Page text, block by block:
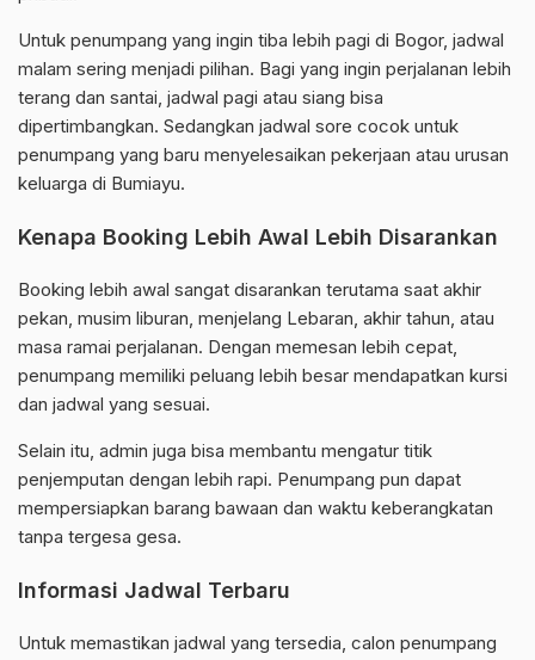
Untuk penumpang yang ingin tiba lebih pagi di Bogor, jadwal
malam sering menjadi pilihan. Bagi yang ingin perjalanan lebih
terang dan santai, jadwal pagi atau siang bisa
dipertimbangkan. Sedangkan jadwal sore cocok untuk
penumpang yang baru menyelesaikan pekerjaan atau urusan
keluarga di Bumiayu.
Kenapa Booking Lebih Awal Lebih Disarankan
Booking lebih awal sangat disarankan terutama saat akhir
pekan, musim liburan, menjelang Lebaran, akhir tahun, atau
masa ramai perjalanan. Dengan memesan lebih cepat,
penumpang memiliki peluang lebih besar mendapatkan kursi
dan jadwal yang sesuai.
Selain itu, admin juga bisa membantu mengatur titik
penjemputan dengan lebih rapi. Penumpang pun dapat
mempersiapkan barang bawaan dan waktu keberangkatan
tanpa tergesa gesa.
Informasi Jadwal Terbaru
Untuk memastikan jadwal yang tersedia, calon penumpang